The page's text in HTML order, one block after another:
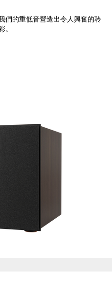
們的重低音營造出令人興奮的聆
。